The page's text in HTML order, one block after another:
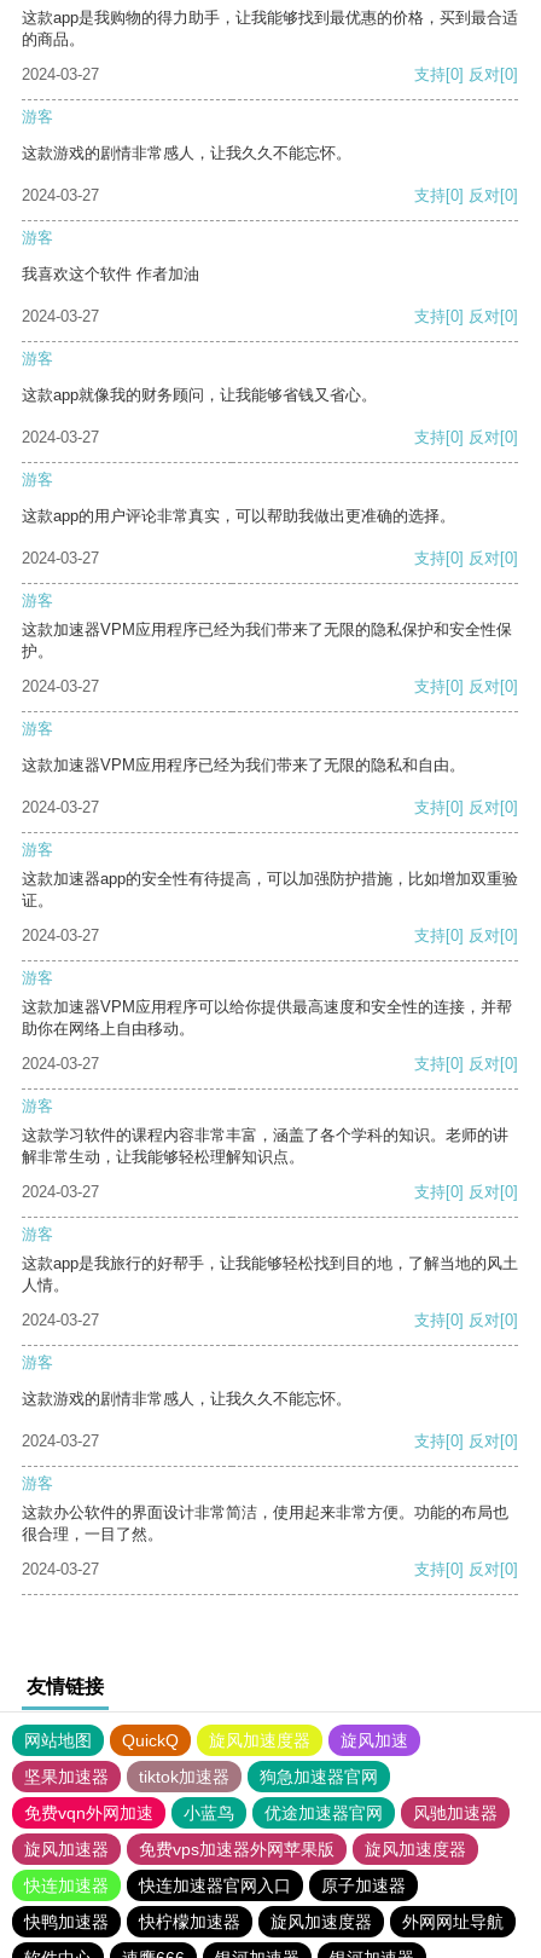
这款app是我购物的得力助手，让我能够找到最优惠的价格，买到最合适
的商品。
2024-03-27
支持[0] 反对[0]
游客
这款游戏的剧情非常感人，让我久久不能忘怀。
2024-03-27 支持[0] 反对[0]
游客
我喜欢这个软件 作者加油
2024-03-27 支持[0] 反对[0]
游客
这款app就像我的财务顾问，让我能够省钱又省心。
2024-03-27 支持[0] 反对[0]
游客
这款app的用户评论非常真实，可以帮助我做出更准确的选择。
2024-03-27 支持[0] 反对[0]
游客
这款加速器VPM应用程序已经为我们带来了无限的隐私保护和安全性保
护。
2024-03-27
支持[0] 反对[0]
游客
这款加速器VPM应用程序已经为我们带来了无限的隐私和自由。
2024-03-27 支持[0] 反对[0]
游客
这款加速器app的安全性有待提高，可以加强防护措施，比如增加双重验
证。
2024-03-27
支持[0] 反对[0]
游客
这款加速器VPM应用程序可以给你提供最高速度和安全性的连接，并帮
助你在网络上自由移动。
2024-03-27
支持[0] 反对[0]
游客
这款学习软件的课程内容非常丰富，涵盖了各个学科的知识。老师的讲
解非常生动，让我能够轻松理解知识点。
2024-03-27
支持[0] 反对[0]
游客
这款app是我旅行的好帮手，让我能够轻松找到目的地，了解当地的风土
人情。
2024-03-27
支持[0] 反对[0]
游客
这款游戏的剧情非常感人，让我久久不能忘怀。
2024-03-27 支持[0] 反对[0]
游客
这款办公软件的界面设计非常简洁，使用起来非常方便。功能的布局也
很合理，一目了然。
2024-03-27
支持[0] 反对[0]
友情链接
网站地图 QuickQ 旋风加速度器
旋风加速
坚果加速器
tiktok加速器
狗急加速器官网
免费vqn外网加速
小蓝鸟 优途加速器官网
风驰加速器
旋风加速器
免费vps加速器外网苹果版
旋风加速度器
快连加速器
快连加速器官网入口
原子加速器
快鸭加速器
快柠檬加速器 旋风加速度器
外网网址导航